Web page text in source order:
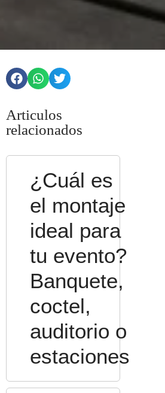
Articulos
relacionados
¿Cuál es
el montaje
ideal para
tu evento?
Banquete,
coctel,
auditorio o
estaciones